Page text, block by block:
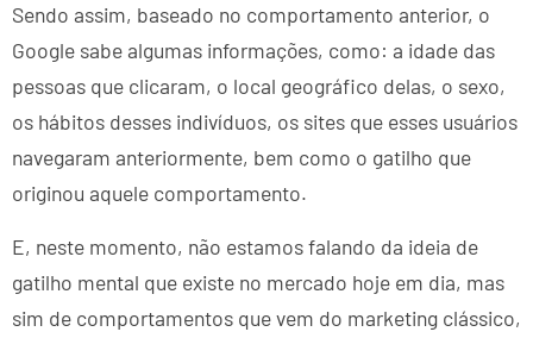
Sendo assim, baseado no comportamento anterior, o
Google sabe algumas informações, como: a idade das
pessoas que clicaram, o local geográfico delas, o sexo,
os hábitos desses indivíduos, os sites que esses usuários
navegaram anteriormente, bem como o gatilho que
originou aquele comportamento.
E, neste momento, não estamos falando da ideia de
gatilho mental que existe no mercado hoje em dia, mas
sim de comportamentos que vem do marketing clássico,